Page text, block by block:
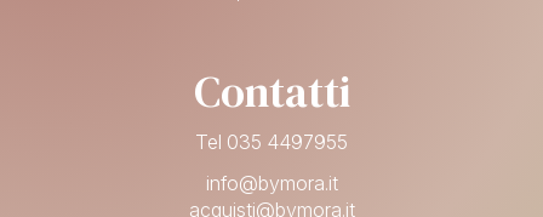
Contatti
Tel 035 4497955
info@bymora.it
acquisti@bymora.it